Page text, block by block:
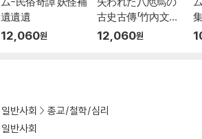
遺遺遺
12,060원
古史古傳「竹內文書」
の謎
12,060원
일반사회
종교/철학/심리
일반사회